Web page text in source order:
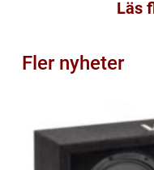
Läs
Fler nyheter